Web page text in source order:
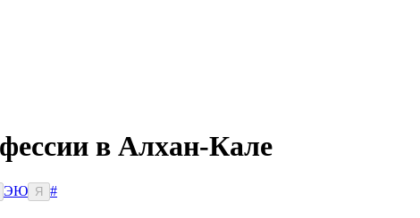
в Алхан-Кале
ЭЮ Я
#